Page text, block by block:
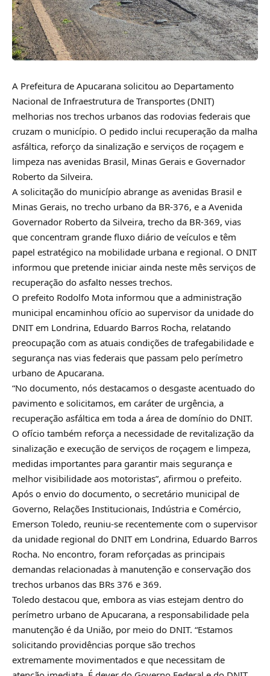
A Prefeitura de Apucarana solicitou ao Departamento
Nacional de Infraestrutura de Transportes (DNIT)
melhorias nos trechos urbanos das rodovias federais que
cruzam o município. O pedido inclui recuperação da malha
asfáltica, reforço da sinalização e serviços de roçagem e
limpeza nas avenidas Brasil, Minas Gerais e Governador
Roberto da Silveira.
A solicitação do município abrange as avenidas Brasil e
Minas Gerais, no trecho urbano da BR-376, e a Avenida
Governador Roberto da Silveira, trecho da BR-369, vias
que concentram grande fluxo diário de veículos e têm
papel estratégico na mobilidade urbana e regional. O DNIT
informou que pretende iniciar ainda neste mês serviços de
recuperação do asfalto nesses trechos.
O prefeito Rodolfo Mota informou que a administração
municipal encaminhou ofício ao supervisor da unidade do
DNIT em Londrina, Eduardo Barros Rocha, relatando
preocupação com as atuais condições de trafegabilidade e
segurança nas vias federais que passam pelo perímetro
urbano de Apucarana.
“No documento, nós destacamos o desgaste acentuado do
pavimento e solicitamos, em caráter de urgência, a
recuperação asfáltica em toda a área de domínio do DNIT.
O ofício também reforça a necessidade de revitalização da
sinalização e execução de serviços de roçagem e limpeza,
medidas importantes para garantir mais segurança e
melhor visibilidade aos motoristas”, afirmou o prefeito.
Após o envio do documento, o secretário municipal de
Governo, Relações Institucionais, Indústria e Comércio,
Emerson Toledo, reuniu-se recentemente com o supervisor
da unidade regional do DNIT em Londrina, Eduardo Barros
Rocha. No encontro, foram reforçadas as principais
demandas relacionadas à manutenção e conservação dos
trechos urbanos das BRs 376 e 369.
Toledo destacou que, embora as vias estejam dentro do
perímetro urbano de Apucarana, a responsabilidade pela
manutenção é da União, por meio do DNIT. “Estamos
solicitando providências porque são trechos
extremamente movimentados e que necessitam de